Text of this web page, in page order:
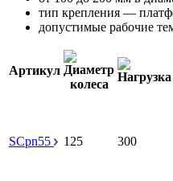
тип крепления —
допустимые рабочие
Артикул
SCpn55 125 300